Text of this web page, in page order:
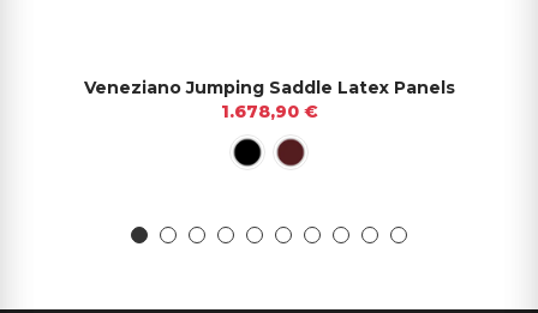
Veneziano Jumping Saddle Latex Panels
1.678,90 €